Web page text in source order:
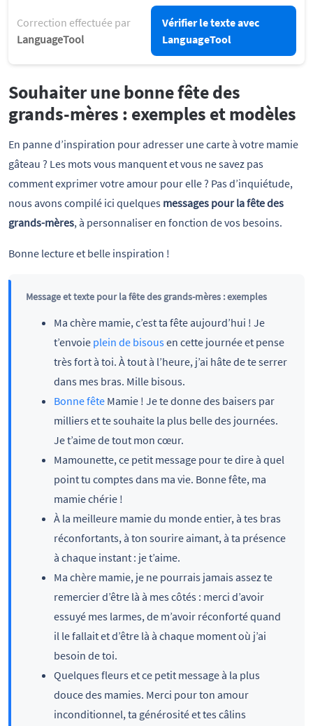
Correction effectuée par
LanguageTool
Vérifier le texte avec
LanguageTool
Souhaiter une bonne fête des
grands-mères : exemples et modèles
En panne d’inspiration pour adresser une carte à votre mamie
gâteau ? Les mots vous manquent et vous ne savez pas
comment exprimer votre amour pour elle ? Pas d’inquiétude,
nous avons compilé ici quelques messages pour la fête des
grands-mères, à personnaliser en fonction de vos besoins.
Bonne lecture et belle inspiration !
Message et texte pour la fête des grands-mères : exemples
Ma chère mamie, c’est ta fête aujourd’hui ! Je
t’envoie plein de bisousen cette journée et pense
très fort à toi. À tout à l’heure, j’ai hâte de te serrer
dans mes bras. Mille bisous.
Bonne fêteMamie ! Je te donne des baisers par
milliers et te souhaite la plus belle des journées.
Je t’aime de tout mon cœur.
Mamounette, ce petit message pour te dire à quel
point tu comptes dans ma vie. Bonne fête, ma
mamie chérie !
À la meilleure mamie du monde entier, à tes bras
réconfortants, à ton sourire aimant, à ta présence
à chaque instant : je t’aime.
Ma chère mamie, je ne pourrais jamais assez te
remercier d’être là à mes côtés : merci d’avoir
essuyé mes larmes, de m’avoir réconforté quand
il le fallait et d’être là à chaque moment où j’ai
besoin de toi.
Quelques fleurs et ce petit message à la plus
douce des mamies. Merci pour ton amour
inconditionnel, ta générosité et tes câlins